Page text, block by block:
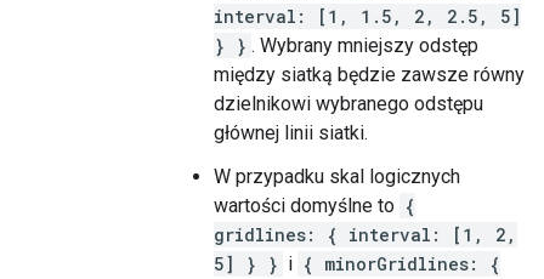
interval: [1, 1.5, 2, 2.5, 5]
} } . Wybrany mniejszy odstęp
między siatką będzie zawsze równy
dzielnikowi wybranego odstępu
głównej linii siatki.
W przypadku skal logicznych
wartości domyślne to {
gridlines: { interval: [1, 2,
5] } } i { minorGridlines: {